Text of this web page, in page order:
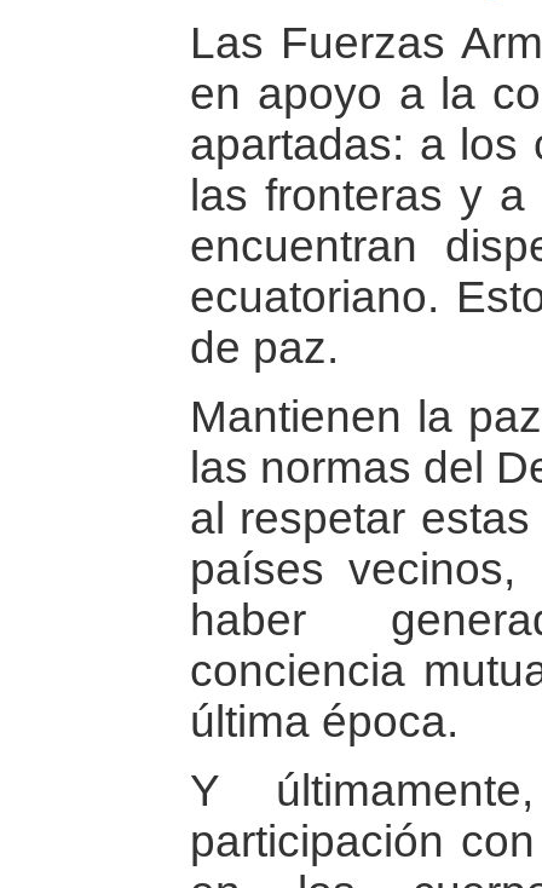
Las Fuerzas
en apoyo a la
apartadas: a los
las fronteras y
encuentran
ecuatoriano.
de paz.
Mantienen la
las normas del
al respetar
países
haber
conciencia
última época.
Y
participación